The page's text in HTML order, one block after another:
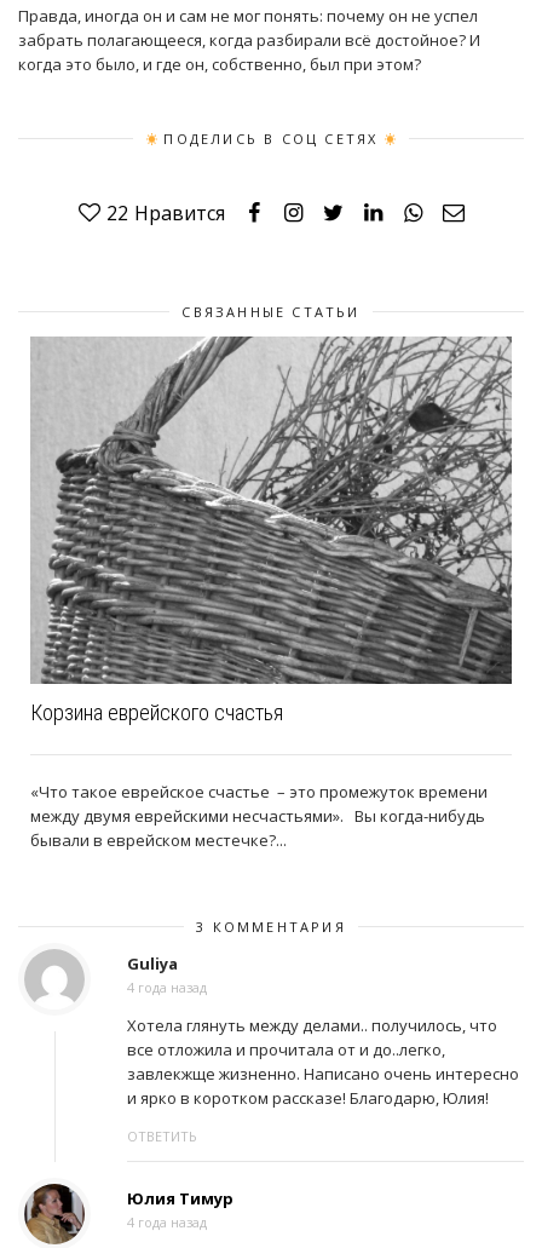
Правда, иногда он и сам не мог понять: почему он не успел
забрать полагающееся, когда разбирали всё достойное? И
когда это было, и где он, собственно, был при этом?
ПОДЕЛИСЬ В СОЦ СЕТЯХ
22 Нравится
СВЯЗАННЫЕ СТАТЬИ
Корзина еврейского счастья
«Что такое еврейское cчастье – это промежуток времени
между двумя еврейскими несчастьями». Вы когда-нибудь
бывали в еврейском местечке?...
3 КОММЕНТАРИЯ
Guliya
4 года назад
Хотела глянуть между делами.. получилось, что
все отложила и прочитала от и до..легко,
завлекжще жизненно. Написано очень интересно
и ярко в коротком рассказе! Благодарю, Юлия!
ОТВЕТИТЬ
Юлия Тимур
4 года назад